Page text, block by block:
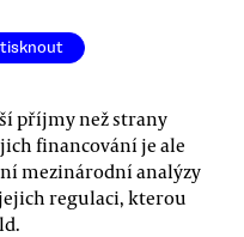
příjmy než strany
financování je ale
mezinárodní analýzy
regulaci, kterou